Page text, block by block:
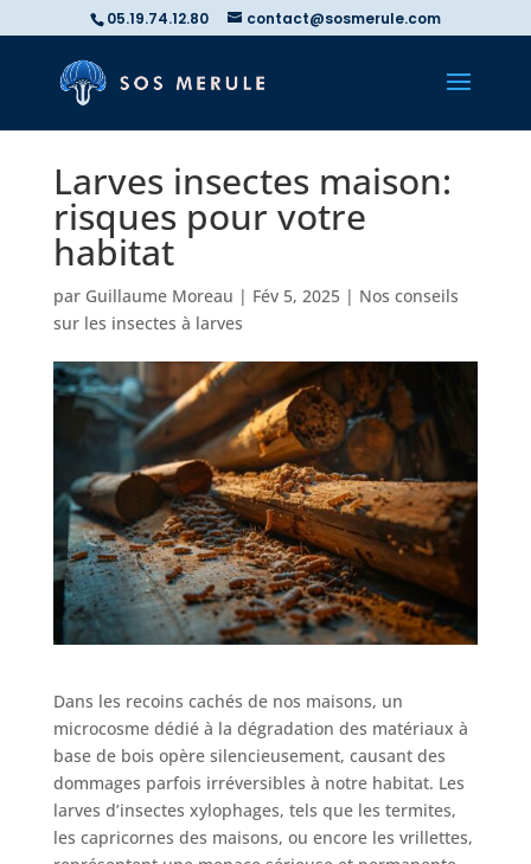
05.19.74.12.80 contact@sosmerule.com
Larves insectes maison:
risques pour votre
habitat
par Guillaume Moreau | Fév 5, 2025| Nos conseils
sur les insectes à larves
Dans les recoins cachés de nos maisons, un
microcosme dédié à la dégradation des matériaux à
base de bois opère silencieusement, causant des
dommages parfois irréversibles à notre habitat. Les
larves d’insectes xylophages, tels que les termites,
les capricornes des maisons, ou encore les vrillettes,